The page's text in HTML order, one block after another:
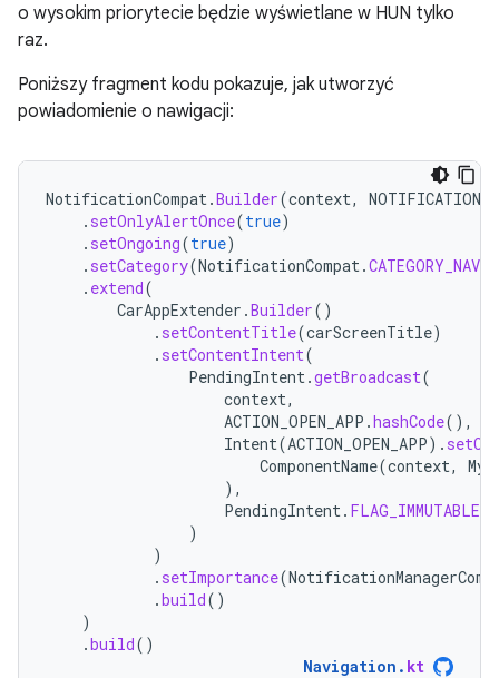
o wysokim priorytecie będzie wyświetlane w HUN tylko
raz.
Poniższy fragment kodu pokazuje, jak utworzyć
powiadomienie o nawigacji:
NotificationCompat .Builder(context,
. setOnlyAlertOnce(true)
. setOngoing(true)
. setCategory(NotificationCompat .
. extend(
CarAppExtender .Builder()
. setContentTitle(carScreenTitle)
. setContentIntent(
PendingIntent .getBroadcast(
context,
ACTION_OPEN_APP .hashCode(),
Intent(ACTION_OPEN_APP).
ComponentName(context,
),
PendingIntent . FLAG_IMMUTABLE
)
)
. setImportance(
.build()
)
.build()
Navigation . kt